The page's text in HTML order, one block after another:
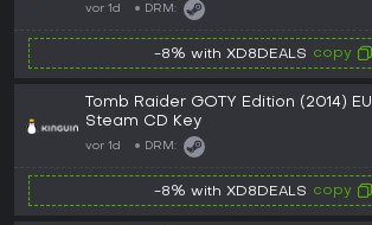
vor 1d DRM:
-8% with XD8DEALS copy
Tomb Raider GOTY Edition (2014) EU
Steam CD Key
vor 1d DRM:
-8% with XD8DEALS copy